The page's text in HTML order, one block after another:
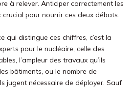
à relever. Anticiper correctement les
pour nourrir ces deux débats.
qui distingue ces chiffres, c’est la
pour le nucléaire, celle des
l’ampleur des travaux qu’ils
bâtiments, ou le nombre de
jugent nécessaire de déployer. Sauf